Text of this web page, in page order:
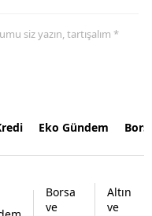
siz yazın, tartışalım *
Eko Gündem
Borsa
ve
Altın
ve